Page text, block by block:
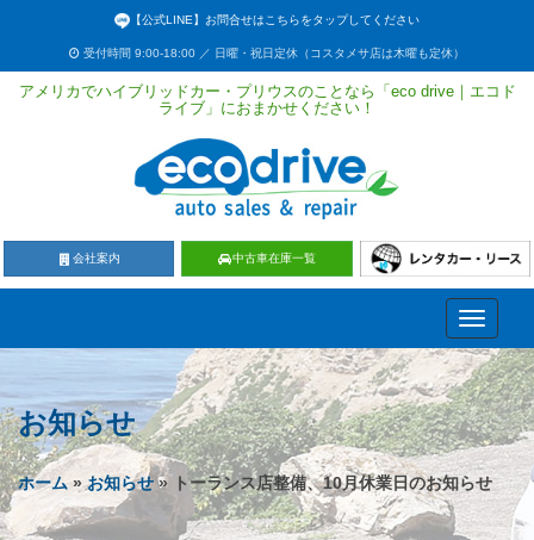
【公式LINE】お問合せはこちらをタップしてください
受付時間 9:00-18:00 ／ 日曜・祝日定休（コスタメサ店は木曜も定休）
アメリカでハイブリッドカー・プリウスのことなら「eco drive｜エコド
ライブ」におまかせください！
会社案内 中古車在庫一覧
Toggle
お知らせ
ホーム»お知らせ» トーランス店整備、10月休業日のお知らせ